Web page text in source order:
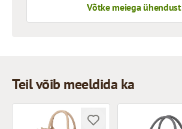
Võtke meiega ühendust
Teil võib meeldida ka